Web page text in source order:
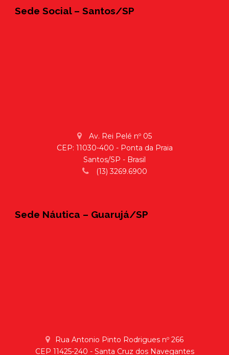
Sede Social – Santos/SP
Av. Rei Pelé nº 05
CEP: 11030-400 - Ponta da Praia
Santos/SP - Brasil
(13) 3269.6900
Sede Náutica – Guarujá/SP
Rua Antonio Pinto Rodrigues nº 266
CEP 11425-240 - Santa Cruz dos Navegantes